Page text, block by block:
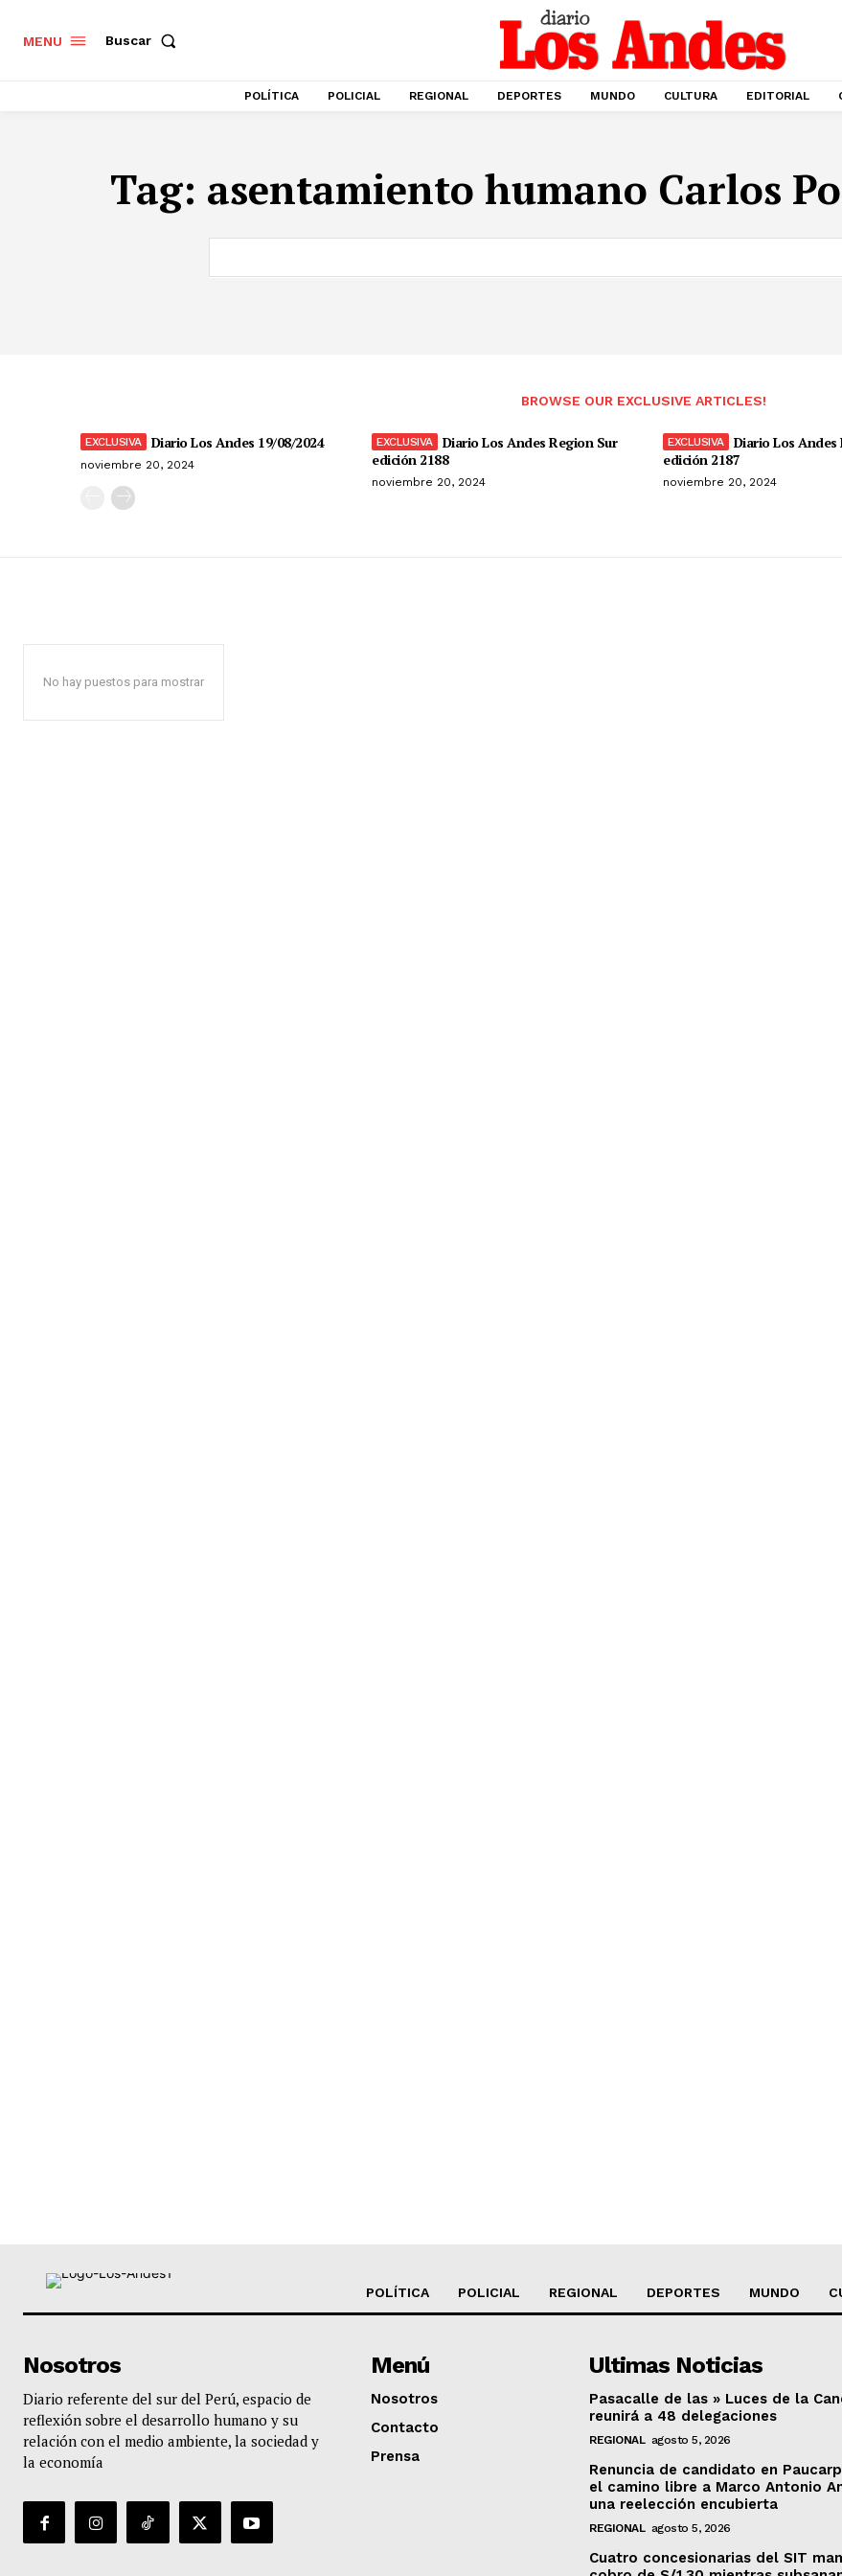
MENU Buscar
POLÍTICA POLICIAL REGIONAL DEPORTES MUNDO CULTURA EDITORIAL
Tag: asentamiento humano Carlos
BROWSE OUR EXCLUSIVE ARTICLES!
Diario Los Andes 19/08/2024
noviembre 20, 2024
Diario Los Andes Region Sur
edición 2188
noviembre 20, 2024
Diario Los Andes
edición 2187
noviembre 20, 2024
No hay puestos para mostrar
POLÍTICA POLICIAL REGIONAL DEPORTES MUNDO
Nosotros
Diario referente del sur del Perú, espacio de
reflexión sobre el desarrollo humano y su
relación con el medio ambiente, la sociedad y
la economía
Menú
Nosotros
Contacto
Prensa
Ultimas Noticias
Pasacalle de las » Luces de la
reunirá a 48 delegaciones
REGIONAL agosto 5, 2026
Renuncia de candidato en
el camino libre a Marco Antonio
una reelección encubierta
REGIONAL agosto 5, 2026
Cuatro concesionarias del SIT